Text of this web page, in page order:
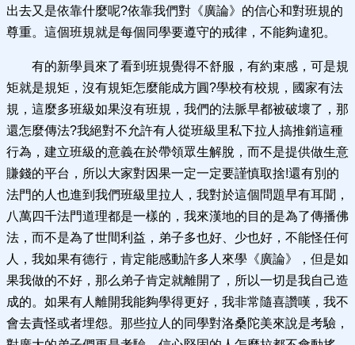
出去又是依靠什麼呢?依靠我們對《廣論》的信心和對班規的
尊重。這個班規就是每個同學要遵守的戒律，不能夠違犯。
有的新學員來了看到班規覺得不舒服，有約束感，可是規
矩就是規矩，沒有規矩怎麼能成方圓?學校有校規，國家有法
規，這麼多班級如果沒有班規，我們的法脈早都被破壞了，那
還怎麼傳法?我絕對不允許有人從班級里私下拉人搞推銷這種
行為，建立班級的意義在於帶領眾生解脫，而不是提供做生意
賺錢的平台，所以大家對因果一定一定要謹慎取捨!還有別的
法門的人也進到我們班級里拉人，我對於這個問題早有耳聞，
八萬四千法門道理都是一樣的，我來漢地的目的是為了傳播佛
法，而不是為了世間利益，弟子多也好、少也好，不能怪任何
人，我如果有德行，肯定能感動許多人來學《廣論》，但是如
果我做的不好，那么弟子肯定就離開了，所以一切是我自己造
成的。如果有人離開我能夠學得更好，我非常隨喜讚嘆，我不
會去責怪或者埋怨。那些拉人的同學對洛桑陀美來說是考驗，